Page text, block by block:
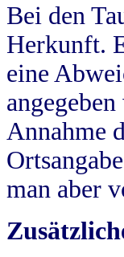
Bei den
Herkunft.
eine
Annahme
man aber